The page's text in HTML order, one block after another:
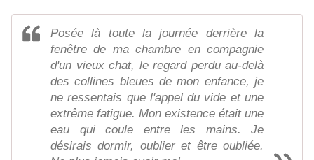
Posée là toute la journée derrière la
fenêtre de ma chambre en compagnie
d'un vieux chat, le regard perdu au-delà
des collines bleues de mon enfance, je
ne ressentais que l'appel du vide et une
extrême fatigue. Mon existence était une
eau qui coule entre les mains. Je
désirais dormir, oublier et être oubliée.